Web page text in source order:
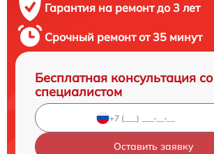
Гарантия на ремонт до 3 лет
Срочный ремонт от 35 минут
Бесплатная консультация со
специалистом
Оставить заявку